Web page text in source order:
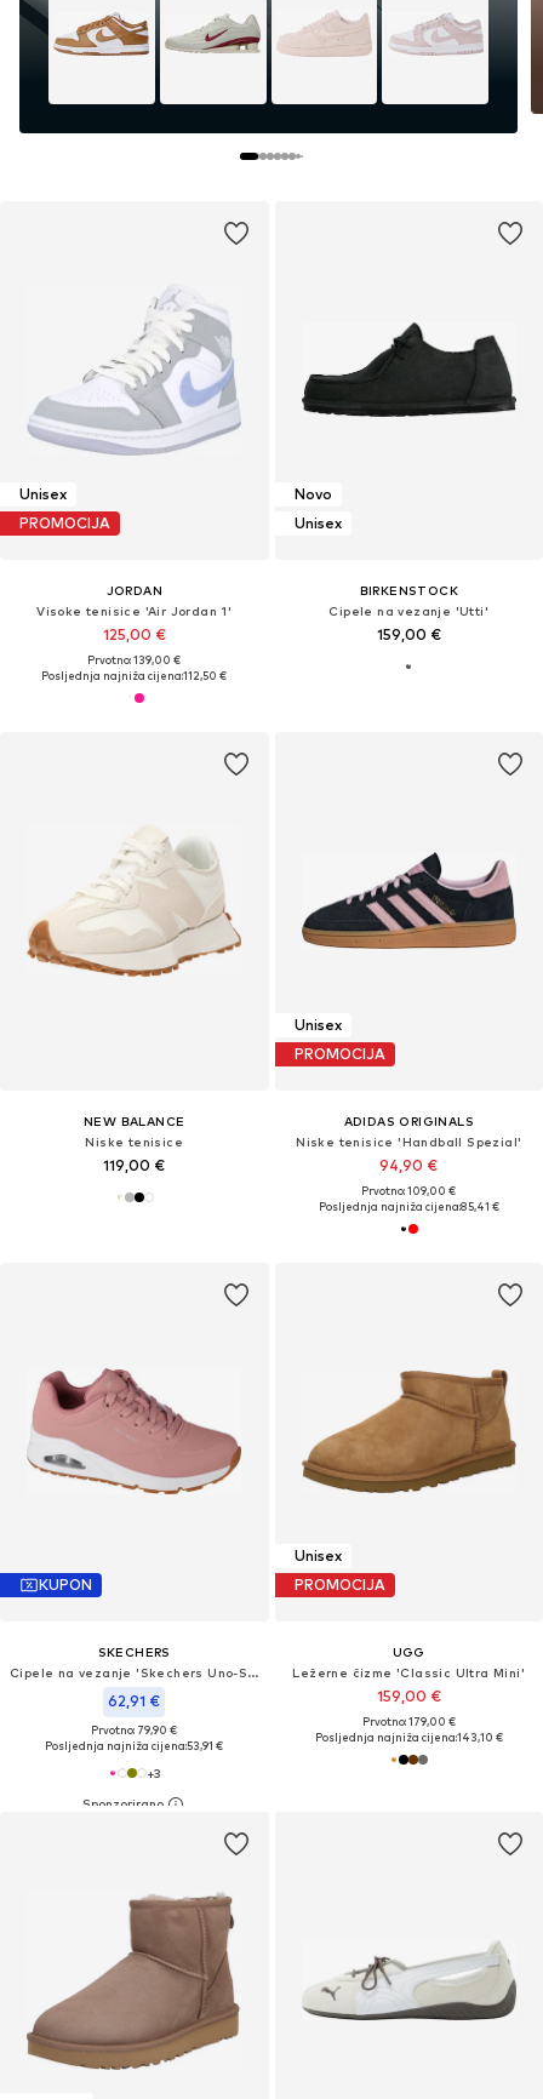
Unisex
PROMOCIJA
JORDAN
Visoke tenisice 'Air Jordan 1'
125,00 €
Prvotno: 139,00 €
Posljednja najniža cijena:112,50 €
Novo
Unisex
BIRKENSTOCK
Cipele na vezanje 'Utti'
159,00 €
NEW BALANCE
Niske tenisice
119,00 €
Unisex
PROMOCIJA
ADIDAS ORIGINALS
Niske tenisice 'Handball Spezial'
94,90 €
Prvotno: 109,00 €
Posljednja najniža cijena:85,41 €
KUPON
SKECHERS
Cipele na vezanje 'Skechers Uno-Stand on Air'
62,91 €
Prvotno: 79,90 €
Posljednja najniža cijena:53,91 €
+3
Unisex
PROMOCIJA
UGG
Ležerne čizme 'Classic Ultra Mini'
159,00 €
Prvotno: 179,00 €
Posljednja najniža cijena:143,10 €